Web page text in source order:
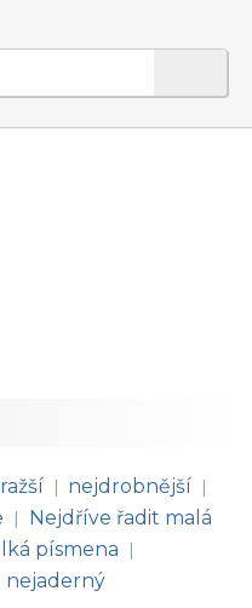
| nejdrobnější |
|
Nejdříve řadit malá
písmena |
nejaderný